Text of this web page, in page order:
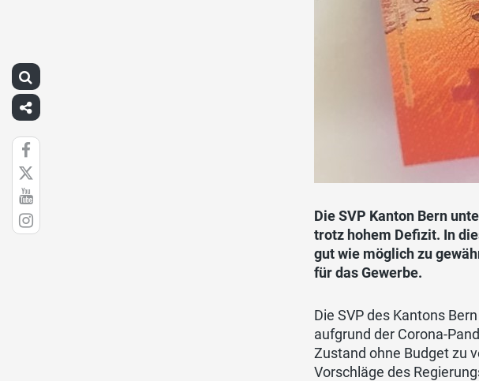
Die SVP Kanton Bern
trotz hohem Defizit. In
gut wie möglich zu
für das Gewerbe.
Die SVP des Kantons
aufgrund der Corona-
Zustand ohne Budget zu
Vorschläge des